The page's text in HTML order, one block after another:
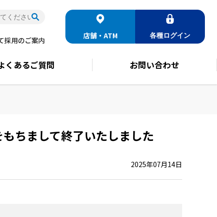
店舗・ATM 各種ログイン
くあるご質問 お問い合わせ
採用のご案内
ちまして終了いたしました
2025年07月14日